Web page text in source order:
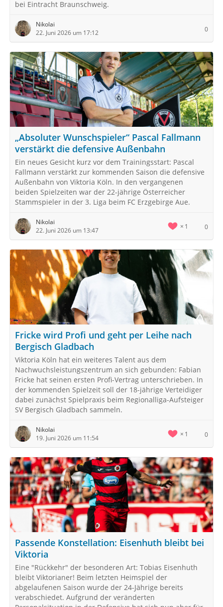
bei Eintracht Braunschweig.
Nikolai
22. Juni 2026 um 17:12
0
„Absoluter Wunschspieler“ Pascal Fallmann
verstärkt die defensive Außenbahn
Ein neues Gesicht kurz vor dem Trainingsstart: Pascal
Fallmann verstärkt zur kommenden Saison die defensive
Außenbahn von Viktoria Köln. In den vergangenen
beiden Spielzeiten war der 22-jährige Österreicher
Stammspieler in der 3. Liga beim FC Erzgebirge Aue.
Nikolai
22. Juni 2026 um 13:47
1 0
Fricke wird Profi und geht per Leihe nach
Bergisch Gladbach
Viktoria Köln hat ein weiteres Talent aus dem
Nachwuchsleistungszentrum an sich gebunden: Fabian
Fricke hat seinen ersten Profi-Vertrag unterschrieben. In
der kommenden Spielzeit soll der 18-jährige Verteidiger
dabei zunächst Spielpraxis beim Regionalliga-Aufsteiger
SV Bergisch Gladbach sammeln.
Nikolai
19. Juni 2026 um 11:54
1 0
Passende Konstellation: Eisenhuth bleibt bei
Viktoria
Eine "Rückkehr" der besonderen Art: Tobias Eisenhuth
bleibt Viktorianer! Beim letzten Heimspiel der
abgelaufenen Saison wurde der 24-Jährige bereits
verabschiedet. Aufgrund der veränderten